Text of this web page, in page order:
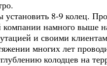
8-9 колец.
компании намного выше
и своими
многих лет
колодцев на